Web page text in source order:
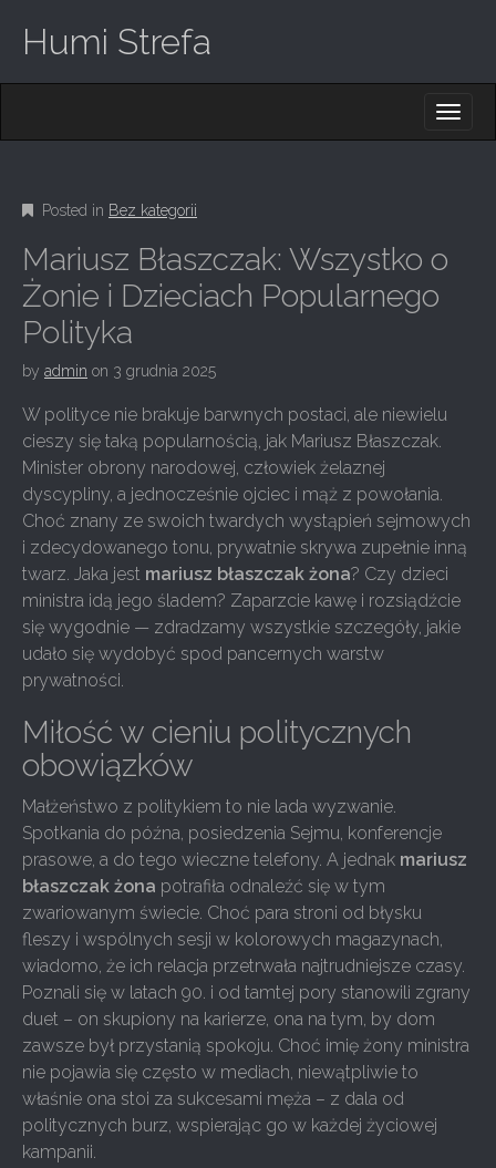
Humi Strefa
M
E
N
U
C
N
T
E
N
T
Posted in Bez kategorii
Mariusz Błaszczak: Wszystko o
Żonie i Dzieciach Popularnego
Polityka
by admin on 3 grudnia 2025
W polityce nie brakuje barwnych postaci, ale niewielu
cieszy się taką popularnością, jak Mariusz Błaszczak.
Minister obrony narodowej, człowiek żelaznej
dyscypliny, a jednocześnie ojciec i mąż z powołania.
Choć znany ze swoich twardych wystąpień sejmowych
i zdecydowanego tonu, prywatnie skrywa zupełnie inną
twarz. Jaka jest mariusz błaszczak żona? Czy dzieci
ministra idą jego śladem? Zaparzcie kawę i rozsiądźcie
się wygodnie — zdradzamy wszystkie szczegóły, jakie
udało się wydobyć spod pancernych warstw
prywatności.
Miłość w cieniu politycznych
obowiązków
Małżeństwo z politykiem to nie lada wyzwanie.
Spotkania do późna, posiedzenia Sejmu, konferencje
prasowe, a do tego wieczne telefony. A jednak mariusz
błaszczak żona potrafiła odnaleźć się w tym
zwariowanym świecie. Choć para stroni od błysku
fleszy i wspólnych sesji w kolorowych magazynach,
wiadomo, że ich relacja przetrwała najtrudniejsze czasy.
Poznali się w latach 90. i od tamtej pory stanowili zgrany
duet – on skupiony na karierze, ona na tym, by dom
zawsze był przystanią spokoju. Choć imię żony ministra
nie pojawia się często w mediach, niewątpliwie to
właśnie ona stoi za sukcesami męża – z dala od
politycznych burz, wspierając go w każdej życiowej
kampanii.